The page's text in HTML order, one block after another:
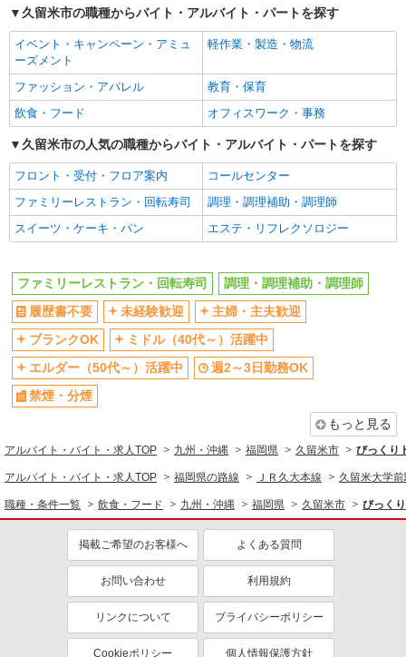
社会保険あり
まかない・食事補助
久留米市の職種からバイト・アルバイト・パートを探す
イベント・キャンペーン・アミュ
ーズメント
軽作業・製造・物流
ファッション・アパレル
教育・保育
飲食・フード
オフィスワーク・事務
久留米市の人気の職種からバイト・アルバイト・パートを探す
フロント・受付・フロア案内
コールセンター
ファミリーレストラン・回転寿司
調理・調理補助・調理師
スイーツ・ケーキ・パン
エステ・リフレクソロジー
ファミリーレストラン・回転寿司
調理・調理補助・調理師
履歴書不要
未経験歓迎
主婦・主夫歓迎
ブランクOK
ミドル（40代～）活躍中
エルダー（50代～）活躍中
週2～3日勤務OK
禁煙・分煙
もっと見る
アルバイト・バイト・求人TOP 九州・沖縄 福岡県 久留米市 びっくり
アルバイト・バイト・求人TOP 福岡県の路線 ＪＲ久大本線 久留米大学
職種・条件一覧 飲食・フード 九州・沖縄 福岡県 久留米市 びっく
掲載ご希望のお客様へ よくある質問
お問い合わせ 利用規約
リンクについて プライバシーポリシー
Cookieポリシー 個人情報保護方針